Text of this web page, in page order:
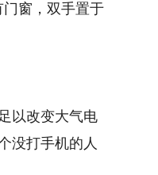
窗，双手置于
以改变大气电
没打手机的人